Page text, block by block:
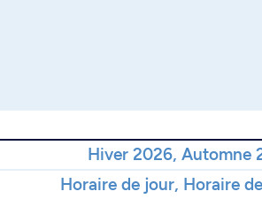
Hiver 2026, Automne
Horaire de jour, Horaire